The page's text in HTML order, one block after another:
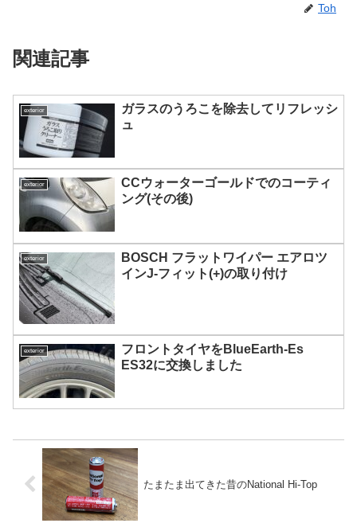
Toh
関連記事
exterior
ガラスのうろこを除去してリフレッシ
ュ
exterior
CCウォーターゴールドでのコーティ
ング(その後)
exterior
BOSCH フラットワイパー エアロツ
インJ-フィット(+)の取り付け
exterior
フロントタイヤをBlueEarth-Es
ES32に交換しました
たまたま出てきた昔のNational Hi-Top